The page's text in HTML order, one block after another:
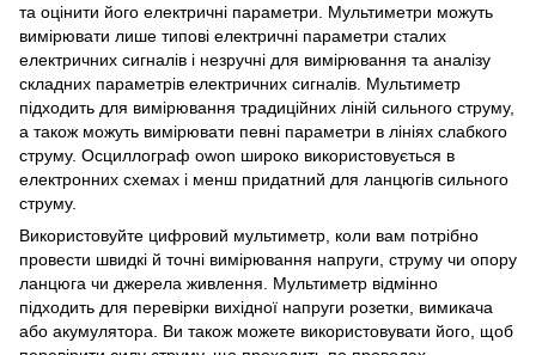
та оцінити його електричні параметри. Мультиметри можуть
вимірювати лише типові електричні параметри сталих
електричних сигналів і незручні для вимірювання та аналізу
складних параметрів електричних сигналів. Мультиметр
підходить для вимірювання традиційних ліній сильного струму,
а також можуть вимірювати певні параметри в лініях слабкого
струму. Осциллограф owon широко використовується в
електронних схемах і менш придатний для ланцюгів сильного
струму.
Використовуйте цифровий мультиметр, коли вам потрібно
провести швидкі й точні вимірювання напруги, струму чи опору
ланцюга чи джерела живлення. Мультиметр відмінно
підходить для перевірки вихідної напруги розетки, вимикача
або акумулятора. Ви також можете використовувати його, щоб